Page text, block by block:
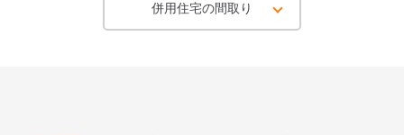
併用住宅の間取り